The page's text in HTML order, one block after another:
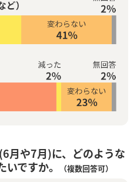
月や7月)に、どのような
ですか。
（複数回答可）